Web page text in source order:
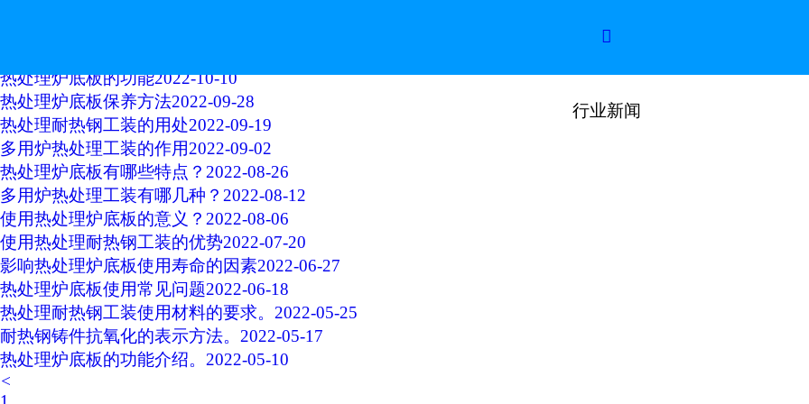

行业新闻
热处理炉底板的功能2022-10-10
热处理炉底板保养方法2022-09-28
热处理耐热钢工装的用处2022-09-19
多用炉热处理工装的作用2022-09-02
热处理炉底板有哪些特点？ 2022-08-26
多用炉热处理工装有哪几种？ 2022-08-12
使用热处理炉底板的意义？ 2022-08-06
使用热处理耐热钢工装的优势2022-07-20
影响热处理炉底板使用寿命的因素2022-06-27
热处理炉底板使用常见问题2022-06-18
热处理耐热钢工装使用材料的要求。 2022-05-25
耐热钢铸件抗氧化的表示方法。 2022-05-17
热处理炉底板的功能介绍。 2022-05-10
<